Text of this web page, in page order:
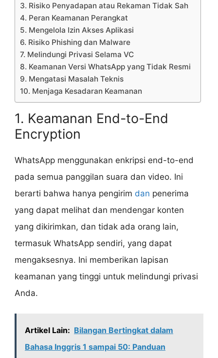
3. Risiko Penyadapan atau Rekaman Tidak Sah
4. Peran Keamanan Perangkat
5. Mengelola Izin Akses Aplikasi
6. Risiko Phishing dan Malware
7. Melindungi Privasi Selama VC
8. Keamanan Versi WhatsApp yang Tidak Resmi
9. Mengatasi Masalah Teknis
10. Menjaga Kesadaran Keamanan
1. Keamanan End-to-End
Encryption
WhatsApp menggunakan enkripsi end-to-end
pada semua panggilan suara dan video. Ini
berarti bahwa hanya pengirim dan penerima
yang dapat melihat dan mendengar konten
yang dikirimkan, dan tidak ada orang lain,
termasuk WhatsApp sendiri, yang dapat
mengaksesnya. Ini memberikan lapisan
keamanan yang tinggi untuk melindungi privasi
Anda.
Artikel Lain: Bilangan Bertingkat dalam
Bahasa Inggris 1 sampai 50: Panduan